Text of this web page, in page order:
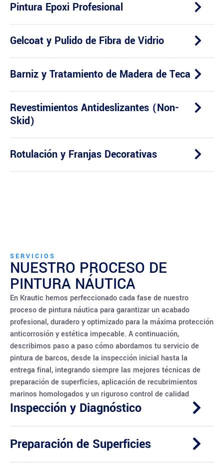
Pintura Epoxi Profesional
Gelcoat y Pulido de Fibra de Vidrio
Barniz y Tratamiento de Madera de Teca
Revestimientos Antideslizantes (Non-
Skid)
Rotulación y Franjas Decorativas
SERVICIOS
NUESTRO PROCESO DE
PINTURA NÁUTICA
En Krautic hemos perfeccionado cada fase de nuestro
proceso de pintura náutica para garantizar un acabado
profesional, duradero y optimizado para la máxima protección
anticorrosión y estética impecable. A continuación,
describimos paso a paso cómo abordamos tu servicio de
pintura de barcos, desde la inspección inicial hasta la
entrega final, integrando siempre las mejores técnicas de
preparación de superficies, aplicación de recubrimientos
marinos homologados y un riguroso control de calidad
Inspección y Diagnóstico
Preparación de Superficies